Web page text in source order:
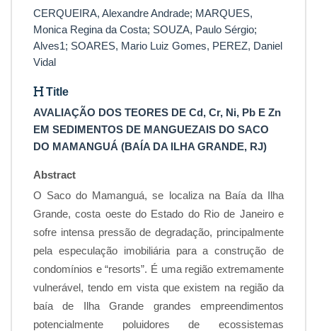
CERQUEIRA, Alexandre Andrade; MARQUES,
Monica Regina da Costa; SOUZA, Paulo Sérgio;
Alves1; SOARES, Mario Luiz Gomes, PEREZ, Daniel
Vidal
Title
AVALIAÇÃO DOS TEORES DE Cd, Cr, Ni, Pb E Zn
EM SEDIMENTOS DE MANGUEZAIS DO SACO
DO MAMANGUÁ (BAÍA DA ILHA GRANDE, RJ)
Abstract
O Saco do Mamanguá, se localiza na Baía da Ilha
Grande, costa oeste do Estado do Rio de Janeiro e
sofre intensa pressão de degradação, principalmente
pela especulação imobiliária para a construção de
condomínios e “resorts”. É uma região extremamente
vulnerável, tendo em vista que existem na região da
baía de Ilha Grande grandes empreendimentos
potencialmente poluidores de ecossistemas